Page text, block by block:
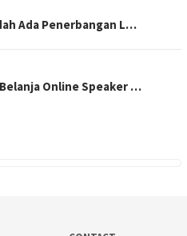
Ada Penerbangan L…
Online Speaker …